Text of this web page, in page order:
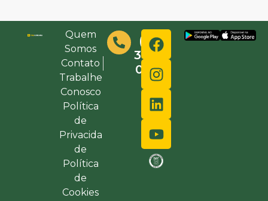
Quem
Somos
Contato
Trabalhe
Conosco
Política
de
Privacida
de
Política
de
Cookies
(48)
3632-
0000